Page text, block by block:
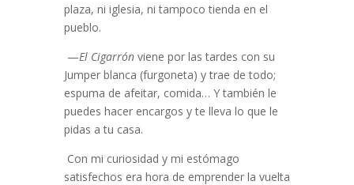
plaza, ni iglesia, ni tampoco tienda en el
pueblo.
—El Cigarrón viene por las tardes con su
Jumper blanca (furgoneta) y trae de todo;
espuma de afeitar, comida… Y también le
puedes hacer encargos y te lleva lo que le
pidas a tu casa.
Con mi curiosidad y mi estómago
satisfechos era hora de emprender la vuelta